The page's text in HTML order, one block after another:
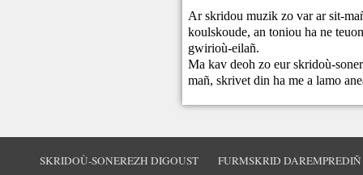
Ar skridou muzik zo var ar sit-
koulskoude, an toniou ha ne
gwirioù-eilañ.
Ma kav deoh zo eur skridoù-
mañ,skrivet din ha me a lamo
SKRIDOÙ-SONEREZH DIGOUST FURMSKRID DAREMPREDIÑ